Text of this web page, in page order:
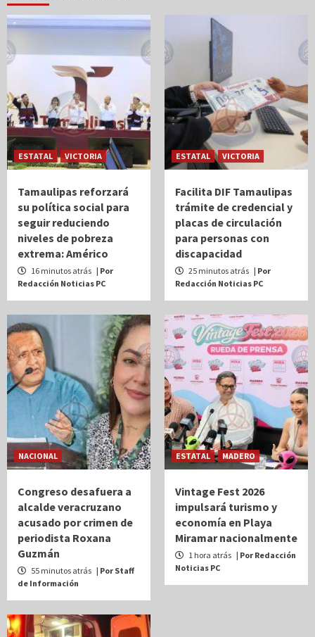
ESTATAL VICTORIA
Tamaulipas reforzará
su política social para
seguir reduciendo
niveles de pobreza
extrema: Américo
16 minutos atrás | Por
Redacción Noticias PC
ESTATAL VICTORIA
Facilita DIF Tamaulipas
trámite de credencial y
placas de circulación
para personas con
discapacidad
25 minutos atrás | Por
Redacción Noticias PC
NACIONAL
Congreso desafuera a
alcalde veracruzano
acusado por crimen de
periodista Roxana
Guzmán
55 minutos atrás | Por Staff
de Información
ESTATAL MADERO
Vintage Fest 2026
impulsará turismo y
economía en Playa
Miramar nacionalmente
1 hora atrás | Por Redacción
Noticias PC